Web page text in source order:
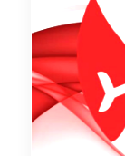
понудувач.